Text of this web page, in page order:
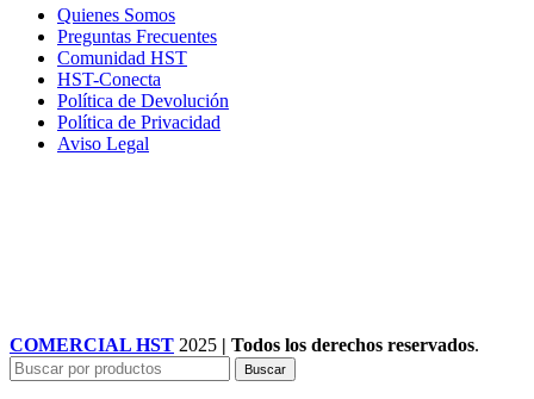
Quienes Somos
Preguntas Frecuentes
Comunidad HST
HST-Conecta
Política de Devolución
Política de Privacidad
Aviso Legal
COMERCIAL HST 2025 | Todos los derechos reservados.
Buscar